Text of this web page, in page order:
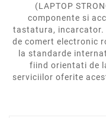
(LAPTOP
componente si
tastatura, incarcator.
de comert electronic
la standarde
fiind orientati de
serviciilor oferite